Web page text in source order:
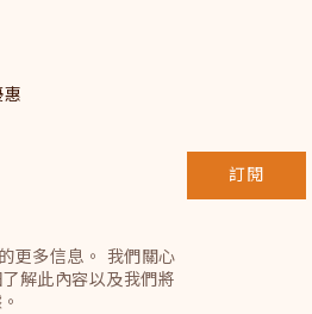
訂閱
更多信息。 我們關心
解此內容以及我們將